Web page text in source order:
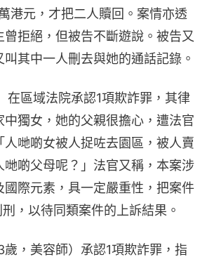
港元，才把二人贖回。案情亦透
曾拒絕，但被告不斷遊說。被告又
其中一人刪去與她的通話記錄。
在區域法院承認1項欺詐罪，其律
中獨女，她的父親很擔心，遭法官
人哋啲女被人捉咗去園區，被人賣
哋啲父母呢？」法官又稱，本案涉
國際元素，具一定嚴重性，把案件
，以待同類案件的上訴結果。
，美容師）承認1項欺詐罪，指